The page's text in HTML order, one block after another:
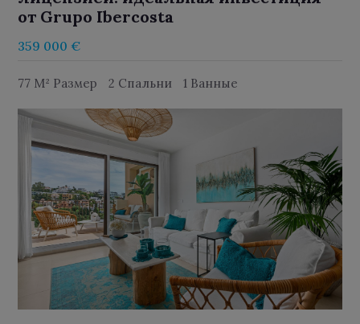
от Grupo Ibercosta
359 000 €
77 M² Размер 2 Спальни 1 Ванные